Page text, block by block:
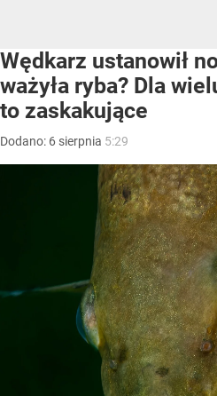
Wędkarz ustanowił
ważyła ryba? Dla
to zaskakujące
Dodano: 6 sierpnia 5:29